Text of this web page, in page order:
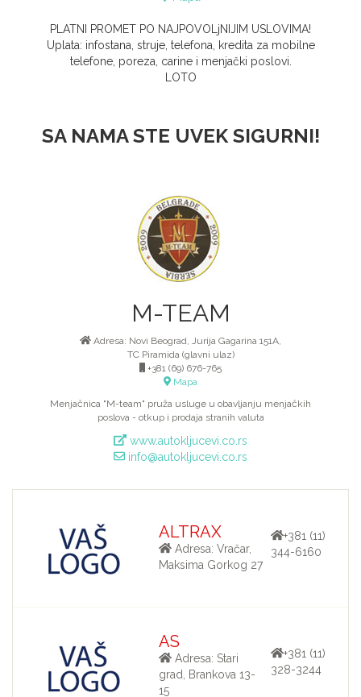
PLATNI PROMET PO NAJPOVOLjNIJIM USLOVIMA!
Uplata: infostana, struje, telefona, kredita za mobilne
telefone, poreza, carine i menjački poslovi.
LOTO
SA NAMA STE UVEK SIGURNI!
M-TEAM
Аdresa: Novi Beograd, Jurija Gagarina 151A,
TC Piramida (glavni ulaz)
+381 (69) 676-765
Mapa
Menjačnica "M-team" pruža usluge u obavljanju menjačkih
poslova - otkup i prodaja stranih valuta
www.autokljucevi.co.rs
info@autokljucevi.co.rs
ALTRAX
Adresa: Vračar,
Maksima Gorkog 27
+381 (11)
344-6160
AS
Adresa: Stari
grad, Brankova 13-
15
+381 (11)
328-3244